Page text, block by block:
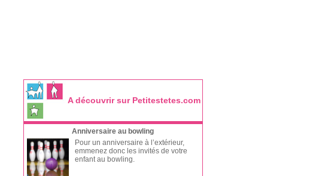
A découvrir sur Petitestetes.com
Anniversaire au bowling
Pour un anniversaire à l’extérieur,
emmenez donc les invités de votre
enfant au bowling.